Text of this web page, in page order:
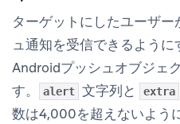
ターゲットにしたユーザ
ュ通知を受信できるように
Androidプッシュオブジェ
す。
alert 文字列と extra
数は4,000を超えないよう